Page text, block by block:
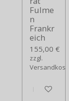
Fulme
n
Frankr
eich
155,00 €
zzgl.
In den